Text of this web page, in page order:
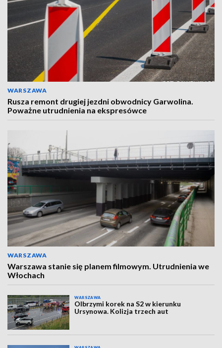
WARSZAWA
Rusza remont drugiej jezdni obwodnicy Garwolina.
Poważne utrudnienia na ekspresówce
WARSZAWA
Warszawa stanie się planem filmowym. Utrudnienia we
Włochach
WARSZAWA
Olbrzymi korek na S2 w kierunku
Ursynowa. Kolizja trzech aut